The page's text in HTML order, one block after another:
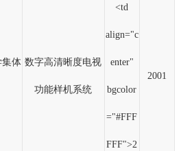
集体 数字高清晰度电视
功能样机系统
<td
align="c
enter"
bgcolor
="#FFF
FFF">2
2001